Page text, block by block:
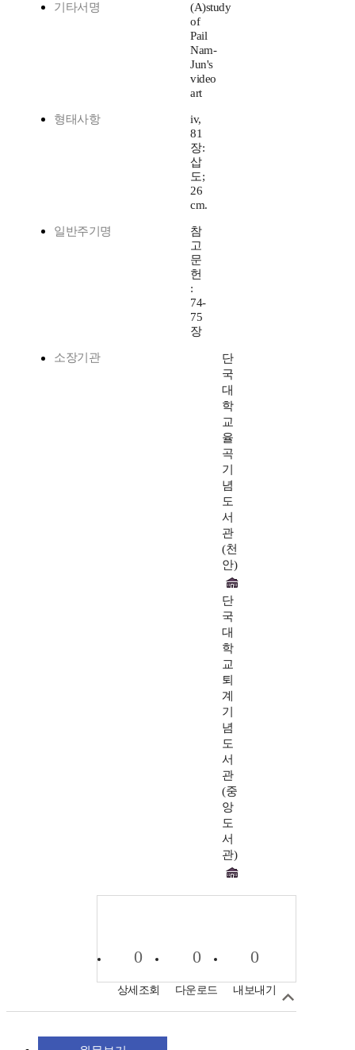
기타서명
(A)study
of
Pail
Nam-
Jun's
video
art
형태사항
iv,
81
장:
삽
도;
26
cm.
일반주기명
참
고
문
헌
:
74-
75
장
소장기관
단
국
대
학
교
율
곡
기
념
도
서
관
(천
안)
단
국
대
학
교
퇴
계
기
념
도
서
관
(중
앙
도
서
관)
0
상세조회
0
다운로드
0
내보내기